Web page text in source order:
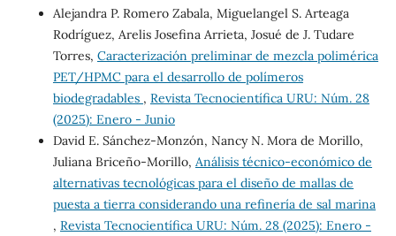
Alejandra P. Romero Zabala, Miguelangel S. Arteaga
Rodríguez, Arelis Josefina Arrieta, Josué de J. Tudare
Torres, Caracterización preliminar de mezcla polimérica
PET/HPMC para el desarrollo de polímeros
biodegradables , Revista Tecnocientífica URU: Núm. 28
(2025): Enero - Junio
David E. Sánchez-Monzón, Nancy N. Mora de Morillo,
Juliana Briceño-Morillo, Análisis técnico-económico de
alternativas tecnológicas para el diseño de mallas de
puesta a tierra considerando una refinería de sal marina
, Revista Tecnocientífica URU: Núm. 28 (2025): Enero -